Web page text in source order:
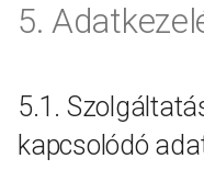
kapcsolódó